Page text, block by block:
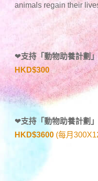
animals regain their
❤支持「動物助養計劃 」
HKD$300
❤支持「動物助養計劃 」
HKD$3600 (每月